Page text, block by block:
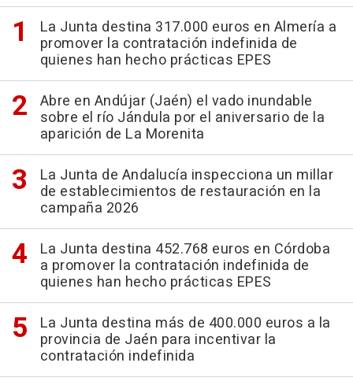
La Junta destina 317.000 euros en Almería a
promover la contratación indefinida de
quienes han hecho prácticas EPES
Abre en Andújar (Jaén) el vado inundable
sobre el río Jándula por el aniversario de la
aparición de La Morenita
La Junta de Andalucía inspecciona un millar
de establecimientos de restauración en la
campaña 2026
La Junta destina 452.768 euros en Córdoba
a promover la contratación indefinida de
quienes han hecho prácticas EPES
La Junta destina más de 400.000 euros a la
provincia de Jaén para incentivar la
contratación indefinida